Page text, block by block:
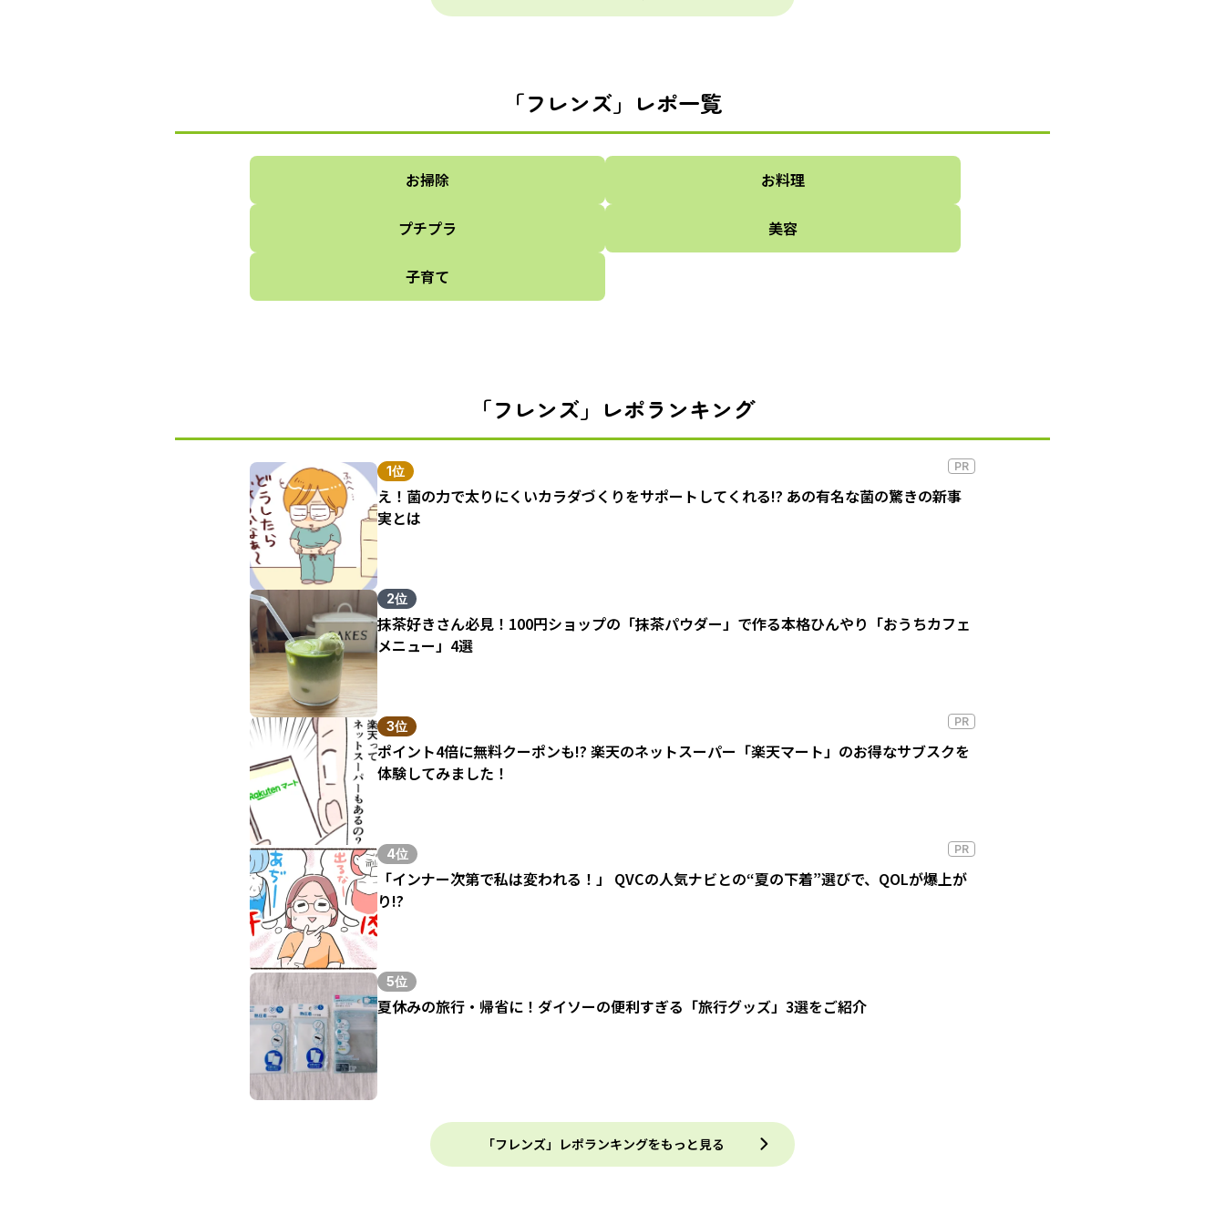
「フレンズ」レポ一覧
お掃除 お料理
プチプラ 美容
子育て
「フレンズ」レポランキング
1位 PR
え！菌の力で太りにくいカラダづくりをサポートしてくれる!? あの有名な菌の驚きの新事
実とは
2位
抹茶好きさん必見！100円ショップの「抹茶パウダー」で作る本格ひんやり「おうちカフェ
メニュー」4選
3位 PR
ポイント4倍に無料クーポンも!? 楽天のネットスーパー「楽天マート」のお得なサブスクを
体験してみました！
4位 PR
「インナー次第で私は変われる！」 QVCの人気ナビとの“夏の下着”選びで、QOLが爆上が
り!?
5位
夏休みの旅行・帰省に！ダイソーの便利すぎる「旅行グッズ」3選をご紹介
「フレンズ」レポランキングをもっと見る